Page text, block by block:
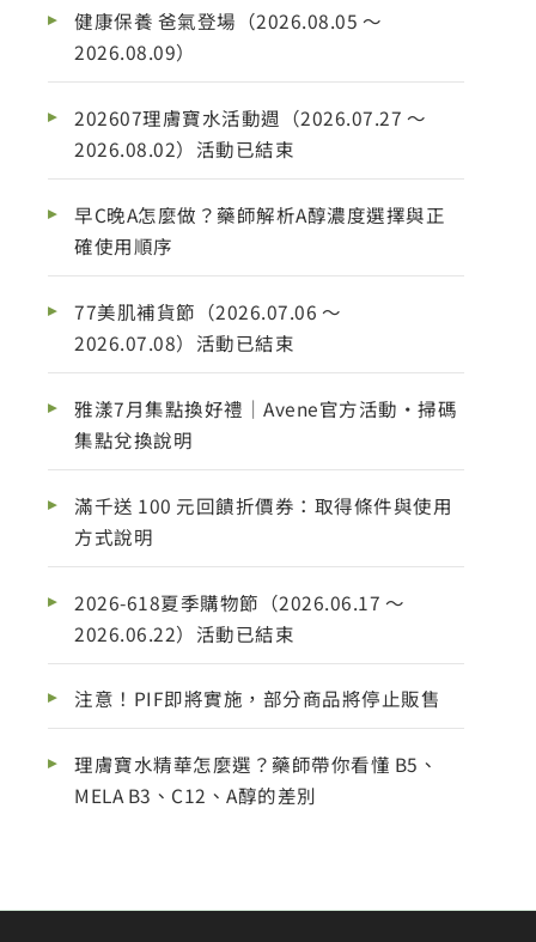
健康保養 爸氣登場（2026.08.05 ～
2026.08.09）
202607理膚寶水活動週（2026.07.27 ～
2026.08.02）活動已結束
早C晚A怎麼做？藥師解析A醇濃度選擇與正
確使用順序
77美肌補貨節（2026.07.06 ～
2026.07.08）活動已結束
雅漾7月集點換好禮｜Avene官方活動・掃碼
集點兌換說明
滿千送 100 元回饋折價券：取得條件與使用
方式說明
2026-618夏季購物節（2026.06.17 ～
2026.06.22）活動已結束
注意！PIF即將實施，部分商品將停止販售
理膚寶水精華怎麼選？藥師帶你看懂 B5、
MELA B3、C12、A醇的差別